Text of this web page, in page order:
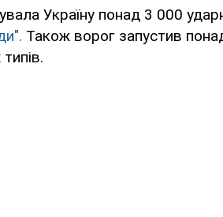
Україну понад 3 000
Також ворог запустив